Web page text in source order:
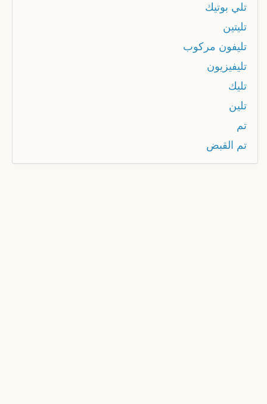
تلي بوتيك
تليتين
تليفون مركوب
تليفيزيون
تليك
تلين
تم
تم القبض